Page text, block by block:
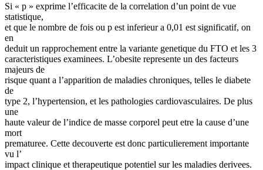
Si « p » exprime l’efficacite de la correlation d’un point de vue
statistique,
et que le nombre de fois ou p est inferieur a 0,01 est significatif, on
en
deduit un rapprochement entre la variante genetique du FTO et les 3
caracteristiques examinees. L’obesite represente un des facteurs
majeurs de
risque quant a l’apparition de maladies chroniques, telles le diabete
de
type 2, l’hypertension, et les pathologies cardiovasculaires. De plus
une
haute valeur de l’indice de masse corporel peut etre la cause d’une
mort
prematuree. Cette decouverte est donc particulierement importante
vu l’
impact clinique et therapeutique potentiel sur les maladies derivees.